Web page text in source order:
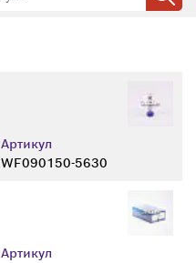
Артикул
WF090150-5630
Артикул